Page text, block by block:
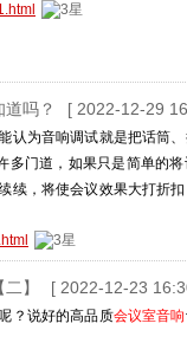
吗？ [ 2022-12-29
认为音响调试就是把话筒
多门道，如果只是简单的
续，将使会议效果大打折
】 [ 2022-12-23
？说好的高品质会议室音响